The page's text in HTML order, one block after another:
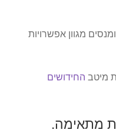
מגוון אפשרויות
מיטב החידושים
מתאימה.